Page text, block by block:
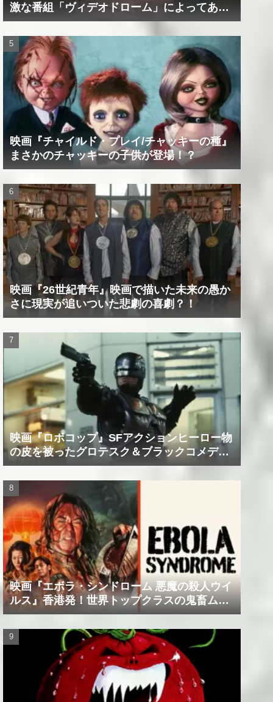
激な番組「ヴィデオドローム」によってあな
たの精神は蝕まれる！
映画『チャイルド・プレイ/チャッキーの種』
まさかのチャッキーの子供が登場！？
映画『26世紀青年』映画で描いた未来の愚か
さに現実が追いついた悲劇の喜劇？！
映画『ロボコップ』SFアクションヒーロー物
の皮を被ったグロテスク＆ブラックコメデ
ィ！？
映画『エボラ・シンドローム 悪魔の殺人ウイ
ルス』香港発！世界トップクラスの鬼畜ムー
ビー！！